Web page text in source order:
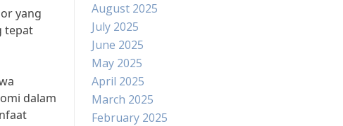
yang
tepat
dalam
August 2025
July 2025
June 2025
May 2025
April 2025
March 2025
February 2025